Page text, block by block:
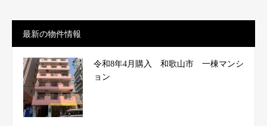
最新の物件情報
令和8年4月購入 和歌山市 一棟マンシ
ョン